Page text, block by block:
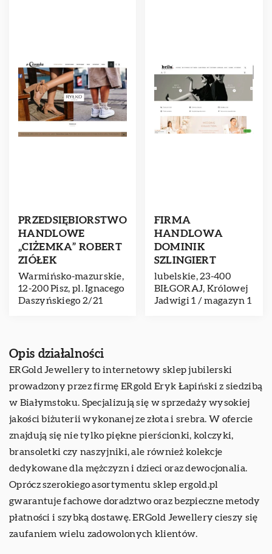
PRZEDSIĘBIORSTWO
HANDLOWE
„CIŻEMKA” ROBERT
ZIÓŁEK
Warmińsko-mazurskie,
12-200 Pisz, pl. Ignacego
Daszyńskiego 2/21
FIRMA
HANDLOWA
DOMINIK
SZLINGIERT
lubelskie, 23-400
BIŁGORAJ, Królowej
Jadwigi 1 / magazyn 1
Opis działalności
ERGold Jewellery to internetowy sklep jubilerski
prowadzony przez firmę ERgold Eryk Łapiński z siedzibą
w Białymstoku. Specjalizują się w sprzedaży wysokiej
jakości biżuterii wykonanej ze złota i srebra. W ofercie
znajdują się nie tylko piękne pierścionki, kolczyki,
bransoletki czy naszyjniki, ale również kolekcje
dedykowane dla mężczyzn i dzieci oraz dewocjonalia.
Oprócz szerokiego asortymentu sklep ergold.pl
gwarantuje fachowe doradztwo oraz bezpieczne metody
płatności i szybką dostawę. ERGold Jewellery cieszy się
zaufaniem wielu zadowolonych klientów.